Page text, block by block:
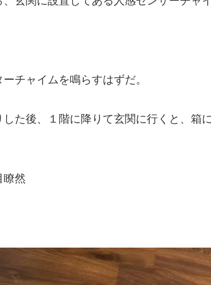
チャイムを鳴らすはずだ。
た後、１階に降りて玄関に行くと、箱
瞭然